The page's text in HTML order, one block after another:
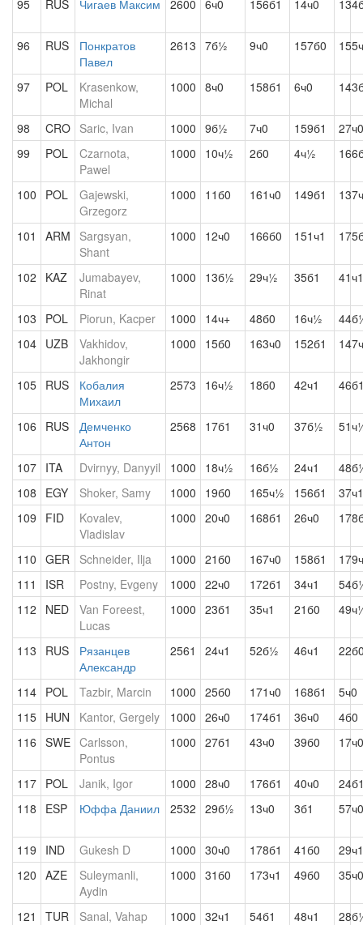
95
RUS Чигаев Максим 2600 6ч0 156б1 14ч0
96 RUS
Понкратов
Павел
2613 7б½ 9ч0 157б0
97 POL
Krasenkow,
Michal
1000 8ч0 158б1 6ч0
98 CRO Saric, Ivan 1000 9б½ 7ч0 159б1
27ч0
99
POL
Czarnota,
Pawel
1000 10ч½ 2б0 4ч½
100 POL
Gajewski,
Grzegorz
1000 11б0 161ч0 149б1
101 ARM
Sargsyan,
Shant
1000 12ч0 166б0 151ч1
102 KAZ
Jumabayev,
Rinat
1000 13б½ 29ч½ 35б1 41ч1
103 POL Piorun, Kacper 1000 14ч+ 48б0 16ч½
104 UZB
Vakhidov,
Jakhongir
1000 15б0 163ч0 152б1
105 RUS
Кобалия
Михаил
2573 16ч½ 18б0 42ч1
106 RUS
Демченко
Антон
2568 17б1 31ч0 37б½
107 ITA Dvirnyy, Danyyil 1000 18ч½ 16б½ 24ч1
108
EGY Shoker, Samy 1000 19б0 165ч½ 156б1
37ч1
109
FID
Kovalev,
Vladislav
1000 20ч0 168б1 26ч0
110 GER Schneider, Ilja 1000 21б0 167ч0 158б1
111
ISR Postny, Evgeny 1000 22ч0 172б1 34ч1
112
NED
Van Foreest,
Lucas
1000 23б1 35ч1 21б0
113 RUS
Рязанцев
Александр
2561 24ч1 52б½ 46ч1
114 POL Tazbir, Marcin 1000 25б0 171ч0 168б1
5ч0
115 HUN Kantor, Gergely 1000 26ч0 174б1 36ч0
4б0
116 SWE Carlsson,
Pontus
1000 27б1 43ч0 39б0 17ч0
117 POL Janik, Igor 1000 28ч0 176б1 40ч0
118
ESP Юффа Даниил 2532 29б½ 13ч0 3б1 57ч0
119 IND Gukesh D 1000 30ч0 178б1 41б0
29ч1
120 AZE
Suleymanli,
Aydin
1000 31б0 173ч1 49б0 35ч0
121 TUR Sanal, Vahap 1000 32ч1 54б1 48ч1